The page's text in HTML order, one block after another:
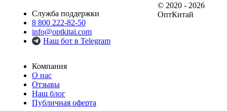
Служба поддержки
8 800 222-82-50
info@optkitai.com
Наш бот в Telegram
Компания
О нас
Отзывы
Наш блог
Публичная оферта
© 2020 - 2026
ОптКитай